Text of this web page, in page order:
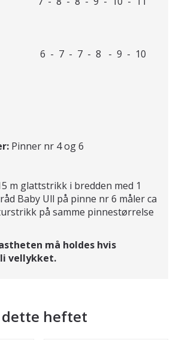
6 - 7 - 7 - 8 - 9 - 10
Pinner nr 4 og 6
m glattstrikk i bredden med 1
Baby Ull på pinne nr 6 måler ca
på samme pinnestørrelse
må holdes hvis
vellykket.
heftet